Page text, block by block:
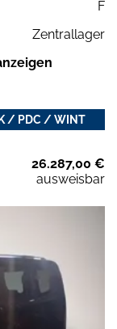
F
Zentrallager
/ PDC / WINT
26.287,00 €
ausweisbar